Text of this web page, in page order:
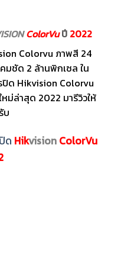
ColorVuปี 2022
Colorvu ภาพสี 24
มชัด 2 ล้านพิกเซล ใน
ปิด Hikvision Colorvu
ม่ล่าสุด 2022 มารีวิวให้
บ
ด Hikvision ColorVu